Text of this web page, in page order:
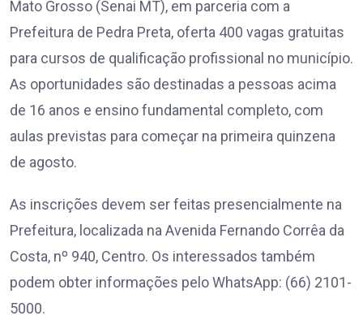
Mato Grosso (Senai MT), em parceria com a
Prefeitura de Pedra Preta, oferta 400 vagas gratuitas
para cursos de qualificação profissional no município.
As oportunidades são destinadas a pessoas acima
de 16 anos e ensino fundamental completo, com
aulas previstas para começar na primeira quinzena
de agosto.
As inscrições devem ser feitas presencialmente na
Prefeitura, localizada na Avenida Fernando Corrêa da
Costa, nº 940, Centro. Os interessados também
podem obter informações pelo WhatsApp: (66) 2101-
5000.